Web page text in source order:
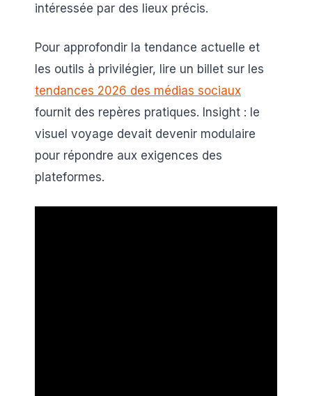
intéressée par des lieux précis.
Pour approfondir la tendance actuelle et
les outils à privilégier, lire un billet sur les
tendances 2026 des médias sociaux
fournit des repères pratiques. Insight : le
visuel voyage devait devenir modulaire
pour répondre aux exigences des
plateformes.